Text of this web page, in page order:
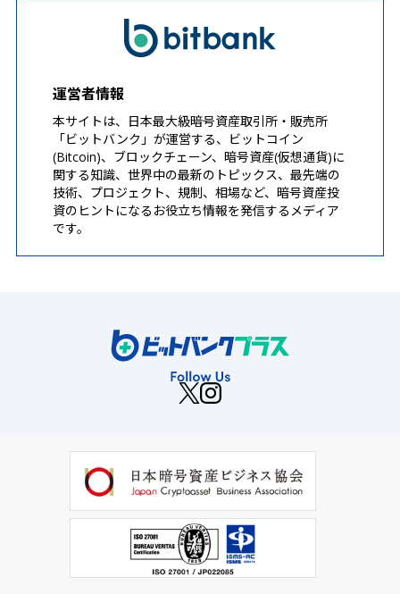
運営者情報
本サイトは、日本最大級暗号資産取引所・販売所
「ビットバンク」が運営する、ビットコイン
(Bitcoin)、ブロックチェーン、暗号資産(仮想通貨)に
関する知識、世界中の最新のトピックス、最先端の
技術、プロジェクト、規制、相場など、暗号資産投
資のヒントになるお役立ち情報を発信するメディア
です。